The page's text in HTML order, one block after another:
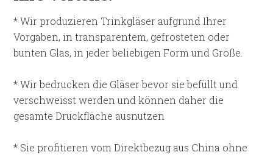
* Wir produzieren Trinkgläser aufgrund Ihrer
Vorgaben, in transparentem, gefrosteten oder
bunten Glas, in jeder beliebigen Form und Größe.
* Wir bedrucken die Gläser bevor sie befüllt und
verschweisst werden und können daher die
gesamte Druckfläche ausnutzen
* Sie profitieren vom Direktbezug aus China ohne